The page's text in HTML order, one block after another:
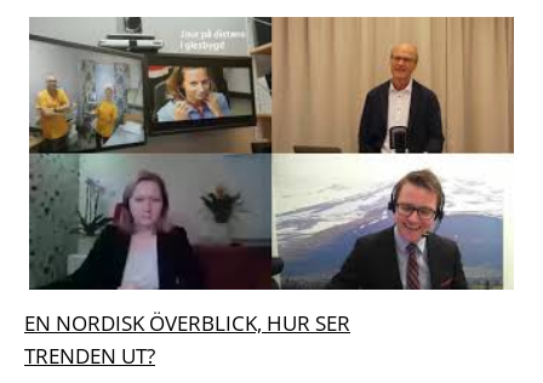
EN NORDISK ÖVERBLICK, HUR SER
TRENDEN UT?